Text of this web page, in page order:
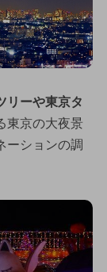
リーや東京タ
東京の大夜景
ーションの調